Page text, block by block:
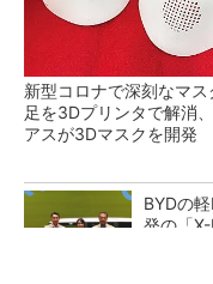
新型コロナで深刻なマス
足を3Dプリンタで解消
アスが3Dマスクを開発
BYDの
発の「X-